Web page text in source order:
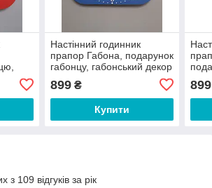
Настінний годинник
прапор Габона, подарунок
габонцу, габонський декор
899₴
Купити
899
з 109 відгуків за рік